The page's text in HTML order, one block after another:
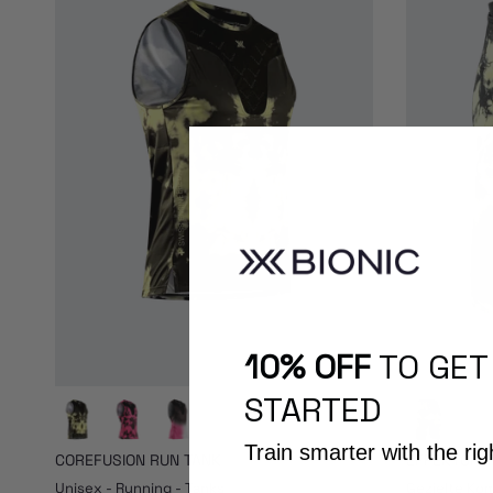
COREFUSION RUN TANK
Unisex - Running - Tanks
EFFEKTOR
10% OFF TO
STARTED
Train smarter with the